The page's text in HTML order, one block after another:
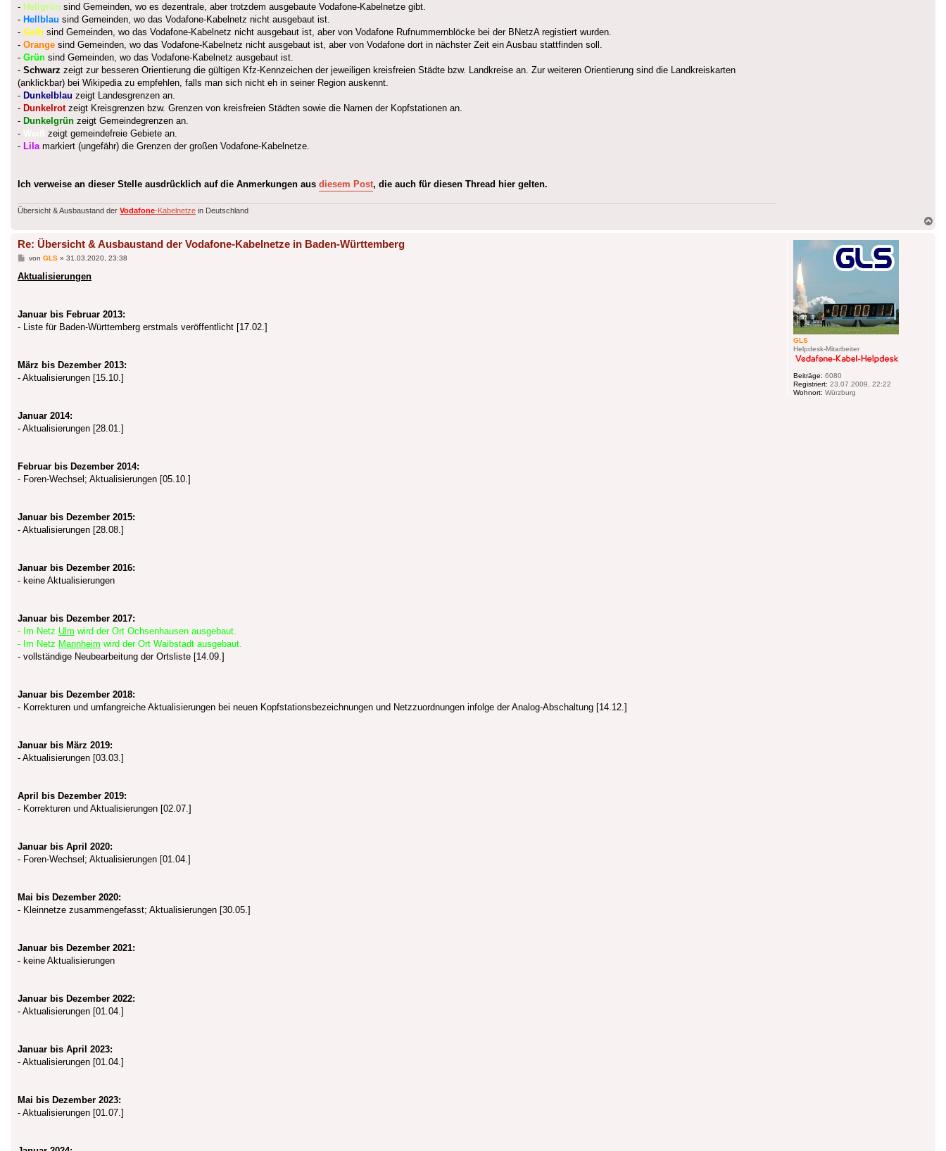
- Hellgrün sind Gemeinden, wo es dezentrale, aber trotzdem ausgebaute Vodafone-Kabelnetze gibt.
- Hellblau sind Gemeinden, wo das Vodafone-Kabelnetz nicht ausgebaut ist.
- Gelb sind Gemeinden, wo das Vodafone-Kabelnetz nicht ausgebaut ist, aber von Vodafone Rufnummernblöcke bei der BNetzA registiert wurden.
- Orange sind Gemeinden, wo das Vodafone-Kabelnetz nicht ausgebaut ist, aber von Vodafone dort in nächster Zeit ein Ausbau stattfinden soll.
- Grün sind Gemeinden, wo das Vodafone-Kabelnetz ausgebaut ist.
- Schwarz zeigt zur besseren Orientierung die gültigen Kfz-Kennzeichen der jeweiligen kreisfreien Städte bzw. Landkreise an. Zur weiteren Orientierung sind die Landkreiskarten
(anklickbar) bei Wikipedia zu empfehlen, falls man sich nicht eh in seiner Region auskennt.
- Dunkelblau zeigt Landesgrenzen an.
- Dunkelrot zeigt Kreisgrenzen bzw. Grenzen von kreisfreien Städten sowie die Namen der Kopfstationen an.
- Dunkelgrün zeigt Gemeindegrenzen an.
-
zeigt gemeindefreie Gebiete an.
- Lila markiert (ungefähr) die Grenzen der großen Vodafone-Kabelnetze.
Ich verweise an dieser Stelle ausdrücklich auf die Anmerkungen aus diesem Post, die auch für diesen Thread hier gelten.
Übersicht & Ausbaustand der Vodafone-Kabelnetze in Deutschland
GLS
Helpdesk-Mitarbeiter
Beiträge: 6080
Registriert: 23.07.2009, 22:22
Wohnort: Würzburg
Re: Übersicht & Ausbaustand der Vodafone-Kabelnetze in Baden-Württemberg
Beitrag
von GLS» 31.03.2020, 23:38
Aktualisierungen
Januar bis Februar 2013:
- Liste für Baden-Württemberg erstmals veröffentlicht [17.02.]
März bis Dezember 2013:
- Aktualisierungen [15.10.]
Januar 2014:
- Aktualisierungen [28.01.]
Februar bis Dezember 2014:
- Foren-Wechsel; Aktualisierungen [05.10.]
Januar bis Dezember 2015:
- Aktualisierungen [28.08.]
Januar bis Dezember 2016:
- keine Aktualisierungen
Januar bis Dezember 2017:
- Im Netz Ulm wird der Ort Ochsenhausen ausgebaut.
- Im Netz Mannheim wird der Ort Waibstadt ausgebaut.
- vollständige Neubearbeitung der Ortsliste [14.09.]
Januar bis Dezember 2018:
- Korrekturen und umfangreiche Aktualisierungen bei neuen Kopfstationsbezeichnungen und Netzzuordnungen infolge der Analog-Abschaltung [14.12.]
Januar bis März 2019:
- Aktualisierungen [03.03.]
April bis Dezember 2019:
- Korrekturen und Aktualisierungen [02.07.]
Januar bis April 2020:
- Foren-Wechsel; Aktualisierungen [01.04.]
Mai bis Dezember 2020:
- Kleinnetze zusammengefasst; Aktualisierungen [30.05.]
Januar bis Dezember 2021:
- keine Aktualisierungen
Januar bis Dezember 2022:
- Aktualisierungen [01.04.]
Januar bis April 2023:
- Aktualisierungen [01.04.]
Mai bis Dezember 2023:
- Aktualisierungen [01.07.]